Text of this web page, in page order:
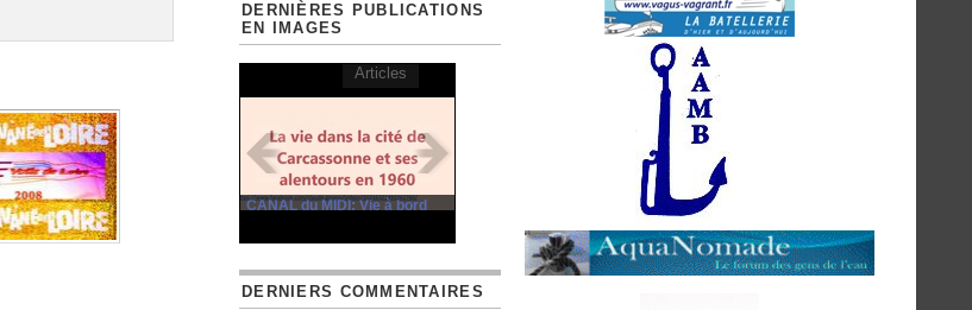
DERNIÈRES PUBLICATIONS
EN IMAGES
CANAL du MIDI: Vie à bord
Articles
DERNIERS COMMENTAIRES